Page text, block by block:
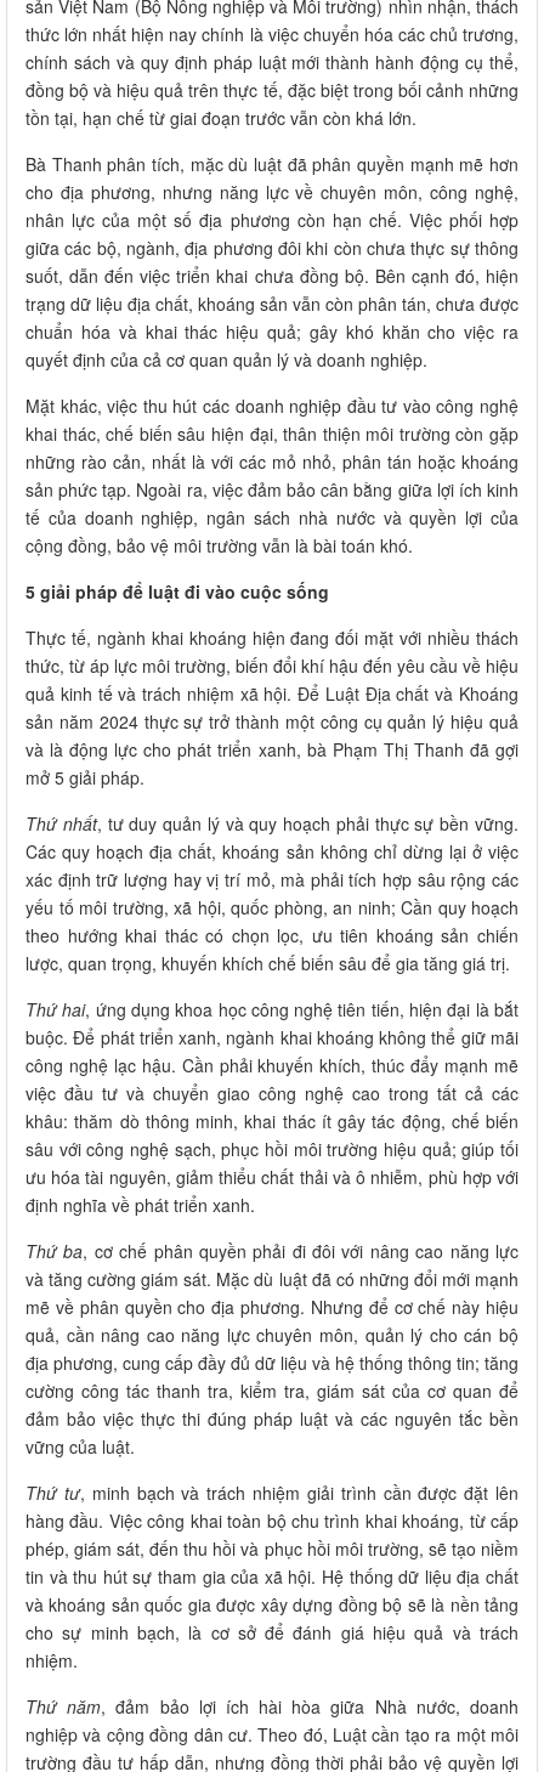
sản Việt Nam (Bộ Nông nghiệp và Môi trường) nhìn nhận, thách
thức lớn nhất hiện nay chính là việc chuyển hóa các chủ trương,
chính sách và quy định pháp luật mới thành hành động cụ thể,
đồng bộ và hiệu quả trên thực tế, đặc biệt trong bối cảnh những
tồn tại, hạn chế từ giai đoạn trước vẫn còn khá lớn.
Bà Thanh phân tích, mặc dù luật đã phân quyền mạnh mẽ hơn
cho địa phương, nhưng năng lực về chuyên môn, công nghệ,
nhân lực của một số địa phương còn hạn chế. Việc phối hợp
giữa các bộ, ngành, địa phương đôi khi còn chưa thực sự thông
suốt, dẫn đến việc triển khai chưa đồng bộ. Bên cạnh đó, hiện
trạng dữ liệu địa chất, khoáng sản vẫn còn phân tán, chưa được
chuẩn hóa và khai thác hiệu quả; gây khó khăn cho việc ra
quyết định của cả cơ quan quản lý và doanh nghiệp.
Mặt khác, việc thu hút các doanh nghiệp đầu tư vào công nghệ
khai thác, chế biến sâu hiện đại, thân thiện môi trường còn gặp
những rào cản, nhất là với các mỏ nhỏ, phân tán hoặc khoáng
sản phức tạp. Ngoài ra, việc đảm bảo cân bằng giữa lợi ích kinh
tế của doanh nghiệp, ngân sách nhà nước và quyền lợi của
cộng đồng, bảo vệ môi trường vẫn là bài toán khó.
5 giải pháp để luật đi vào cuộc sống
Thực tế, ngành khai khoáng hiện đang đối mặt với nhiều thách
thức, từ áp lực môi trường, biến đổi khí hậu đến yêu cầu về hiệu
quả kinh tế và trách nhiệm xã hội. Để Luật Địa chất và Khoáng
sản năm 2024 thực sự trở thành một công cụ quản lý hiệu quả
và là động lực cho phát triển xanh, bà Phạm Thị Thanh đã gợi
mở 5 giải pháp.
Thứ nhất, tư duy quản lý và quy hoạch phải thực sự bền vững.
Các quy hoạch địa chất, khoáng sản không chỉ dừng lại ở việc
xác định trữ lượng hay vị trí mỏ, mà phải tích hợp sâu rộng các
yếu tố môi trường, xã hội, quốc phòng, an ninh; Cần quy hoạch
theo hướng khai thác có chọn lọc, ưu tiên khoáng sản chiến
lược, quan trọng, khuyến khích chế biến sâu để gia tăng giá trị.
Thứ hai, ứng dụng khoa học công nghệ tiên tiến, hiện đại là bắt
buộc. Để phát triển xanh, ngành khai khoáng không thể giữ mãi
công nghệ lạc hậu. Cần phải khuyến khích, thúc đẩy mạnh mẽ
việc đầu tư và chuyển giao công nghệ cao trong tất cả các
khâu: thăm dò thông minh, khai thác ít gây tác động, chế biến
sâu với công nghệ sạch, phục hồi môi trường hiệu quả; giúp tối
ưu hóa tài nguyên, giảm thiểu chất thải và ô nhiễm, phù hợp với
định nghĩa về phát triển xanh.
Thứ ba, cơ chế phân quyền phải đi đôi với nâng cao năng lực
và tăng cường giám sát. Mặc dù luật đã có những đổi mới mạnh
mẽ về phân quyền cho địa phương. Nhưng để cơ chế này hiệu
quả, cần nâng cao năng lực chuyên môn, quản lý cho cán bộ
địa phương, cung cấp đầy đủ dữ liệu và hệ thống thông tin; tăng
cường công tác thanh tra, kiểm tra, giám sát của cơ quan để
đảm bảo việc thực thi đúng pháp luật và các nguyên tắc bền
vững của luật.
Thứ tư, minh bạch và trách nhiệm giải trình cần được đặt lên
hàng đầu. Việc công khai toàn bộ chu trình khai khoáng, từ cấp
phép, giám sát, đến thu hồi và phục hồi môi trường, sẽ tạo niềm
tin và thu hút sự tham gia của xã hội. Hệ thống dữ liệu địa chất
và khoáng sản quốc gia được xây dựng đồng bộ sẽ là nền tảng
cho sự minh bạch, là cơ sở để đánh giá hiệu quả và trách
nhiệm.
Thứ năm, đảm bảo lợi ích hài hòa giữa Nhà nước, doanh
nghiệp và cộng đồng dân cư. Theo đó, Luật cần tạo ra một môi
trường đầu tư hấp dẫn, nhưng đồng thời phải bảo vệ quyền lợi